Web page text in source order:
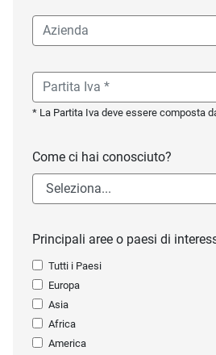
* La Partita Iva deve essere composta
Come ci hai conosciuto?
Principali aree o paesi di
Tutti i Paesi
Europa
Asia
Africa
America